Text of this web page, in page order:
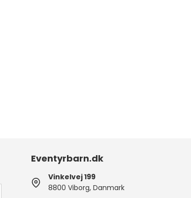
Eventyrbarn.dk
Vinkelvej 199
8800 Viborg, Danmark